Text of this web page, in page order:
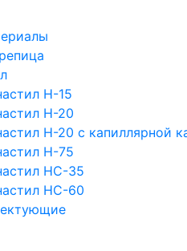
Н-15
Н-20
Н-20 с капиллярной
Н-75
НС-35
НС-60